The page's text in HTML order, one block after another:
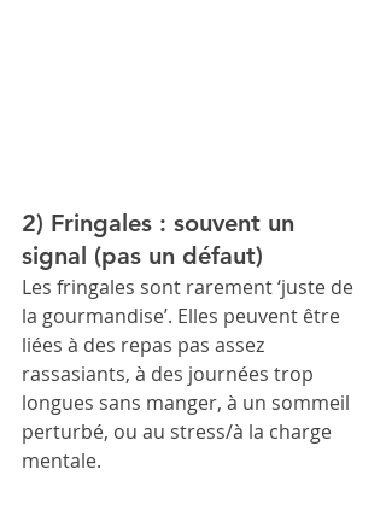
2) Fringales : souvent un
signal (pas un défaut)
Les fringales sont rarement ‘juste de
la gourmandise’. Elles peuvent être
liées à des repas pas assez
rassasiants, à des journées trop
longues sans manger, à un sommeil
perturbé, ou au stress/à la charge
mentale.